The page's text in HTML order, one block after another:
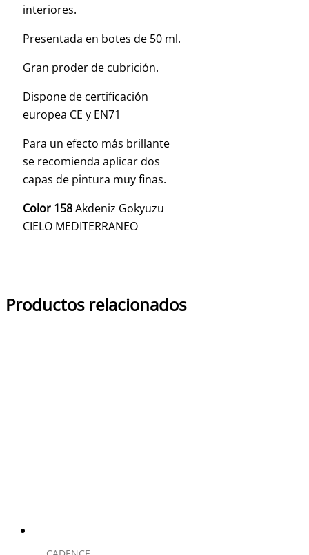
interiores.
Presentada en botes de 50 ml.
Gran proder de cubrición.
Dispone de certificación
europea CE y EN71
Para un efecto más brillante
se recomienda aplicar dos
capas de pintura muy finas.
Color 158Akdeniz Gokyuzu
CIELO MEDITERRANEO
Productos relacionados